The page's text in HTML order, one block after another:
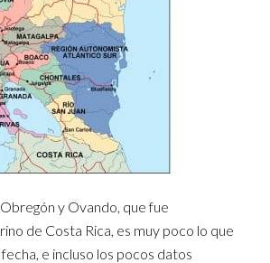
y Ovando, que fue
de Costa Rica, es muy poco lo que
e incluso los pocos datos